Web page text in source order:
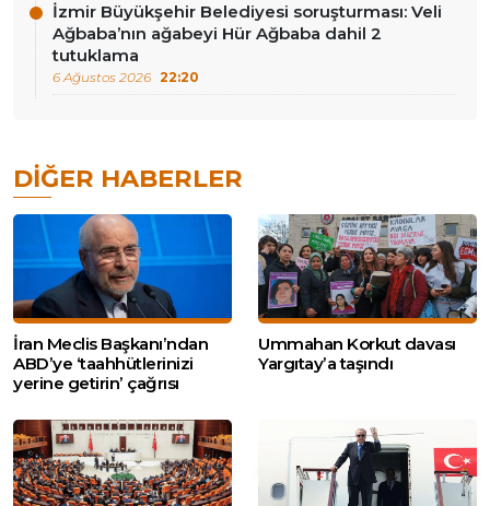
İzmir Büyükşehir Belediyesi soruşturması: Veli
Ağbaba’nın ağabeyi Hür Ağbaba dahil 2
tutuklama
6 Ağustos 2026 22:20
DIĞER HABERLER
İran Meclis Başkanı’ndan
ABD’ye ‘taahhütlerinizi
yerine getirin’ çağrısı
Ummahan Korkut davası
Yargıtay’a taşındı